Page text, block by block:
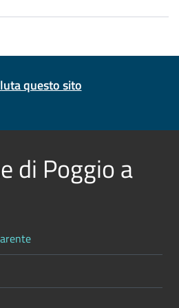
questo sito
di Poggio a